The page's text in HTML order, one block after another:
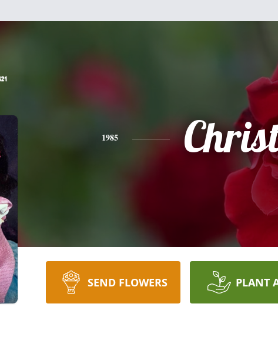
1985
SEND FLOWERS PLANT